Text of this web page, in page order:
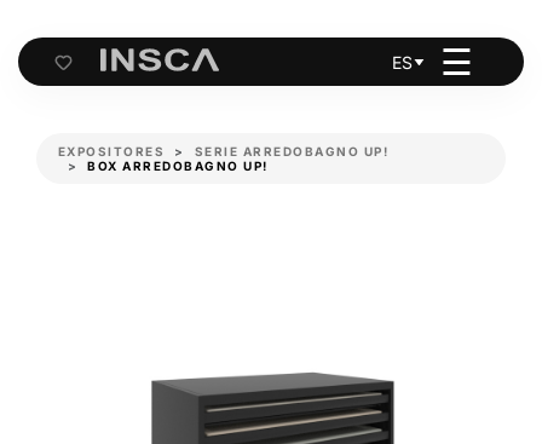
Cart
ES ☰
EXPOSITORES
SERIE ARREDOBAGNO UP!
BOX ARREDOBAGNO UP!